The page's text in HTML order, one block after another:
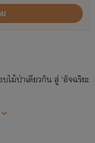
ไม้ป่าเดียวกัน สู่ 'อัจฉริยะ